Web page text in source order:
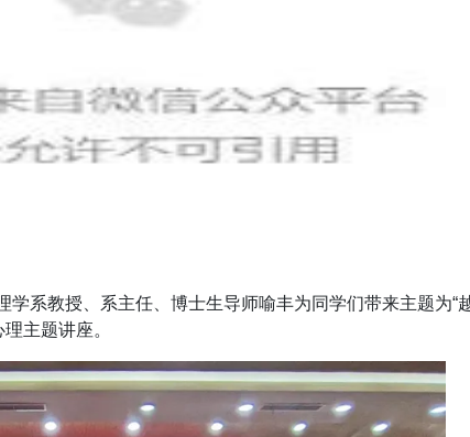
系教授、系主任、博士生导师喻丰为同学们带来主题为“
主题讲座。